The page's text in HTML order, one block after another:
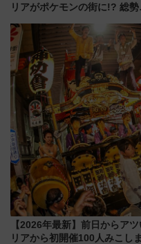
リアがポケモンの街に!? 総勢
リサーチ」本格謎解き・グッズ
情報まとめ
【2026年最新】前日からア
リアから初開催100人みこし